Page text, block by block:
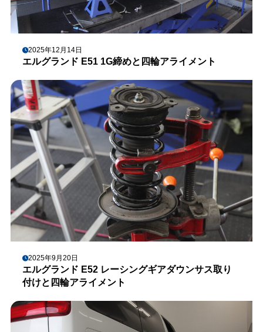
2025年12月14日
エルグランド E51 1G締めと四輪アライメント
2025年9月20日
エルグランド E52 レーシングギアダウンサス取り
付けと四輪アライメント